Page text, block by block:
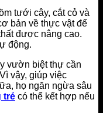
tưới cây, cắt cỏ và
bản về thực vật để
được nâng cao.
động.
vườn biệt thự cần
vậy, giúp việc
họ ngăn ngừa sâu
trẻ có thể kết hợp nếu